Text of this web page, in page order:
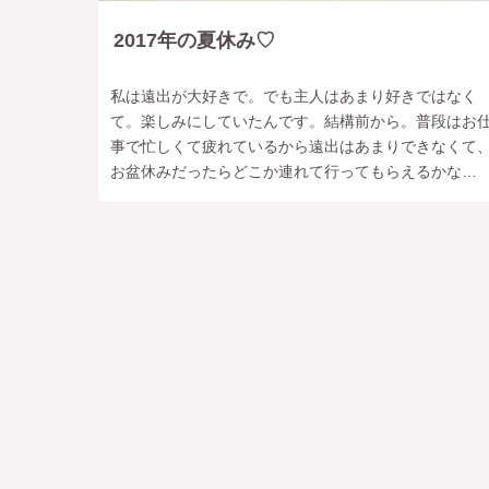
2017年の夏休み♡
私は遠出が大好きで。でも主人はあまり好きではなく
て。楽しみにしていたんです。結構前から。普段はお
事で忙しくて疲れているから遠出はあまりできなくて
お盆休みだったらどこか連れて行ってもらえるかな